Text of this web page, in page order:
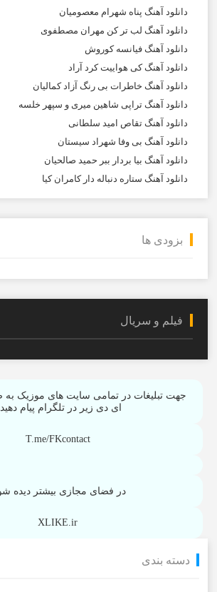
دانلود آهنگ پناه شهرام معصومیان
دانلود آهنگ لب تر کن مهران مصطفوی
دانلود آهنگ فیانسه کوروش
دانلود آهنگ کی هواییت کرد آراد
دانلود آهنگ خاطرات بی رنگ آزاد کمالیان
دانلود آهنگ تراپی شاهین میری و سپهر خلسه
دانلود آهنگ تقاص امید سلطانی
دانلود آهنگ بی وفا شهراد سیستان
دانلود آهنگ بیا بردار ببر حمید صالحیان
دانلود آهنگ ستاره دنباله دار کامران کیا
بزودی ها
فیلم و سریال
جهت تبلیغات در تمامی سایت های موزیک
ای دی زیر در تلگرام پیام
T.me/FKcontact
در فضای مجازی بیشتر دیده
XLIKE.ir
دسته بندی